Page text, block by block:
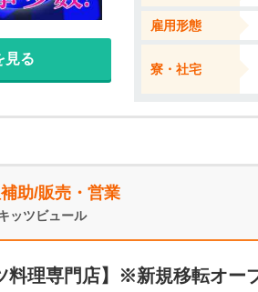
見る
雇用形態
寮・社宅
助/販売・営業
ッツビュール
料理専門店】※新規移転オ